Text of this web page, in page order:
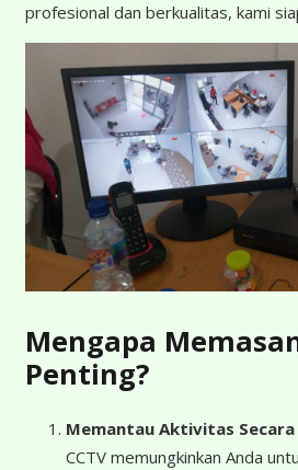
profesional dan berkualitas, kami
Mengapa
Penting?
Memantau Aktivitas Secara
CCTV memungkinkan Anda